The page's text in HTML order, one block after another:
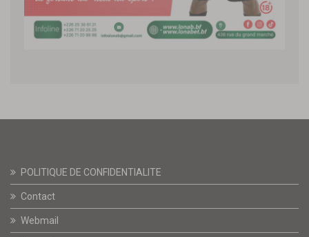
POLITIQUE DE CONFIDENTIALITE
Contact
Webmail